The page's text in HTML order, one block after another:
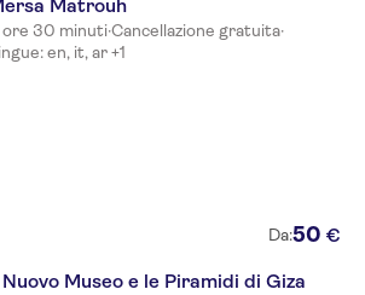
Matrouh
30 minuti·Cancellazione gratuita·
en, it, ar +1
Da:50 €
Nuovo Museo e le Piramidi di Giza